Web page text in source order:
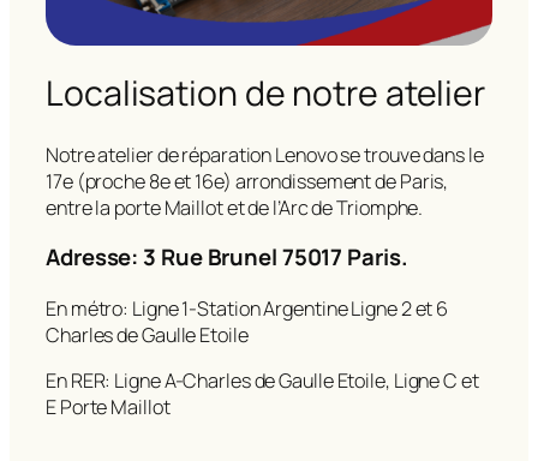
Localisation de notre atelier
Notre atelier de réparation Lenovo se trouve dans le
17e (proche 8e et 16e) arrondissement de Paris,
entre la porte Maillot et de l’Arc de Triomphe.
Adresse: 3 Rue Brunel 75017 Paris.
En métro: Ligne 1-Station Argentine Ligne 2 et 6
Charles de Gaulle Etoile
En RER: Ligne A-Charles de Gaulle Etoile, Ligne C et
E Porte Maillot